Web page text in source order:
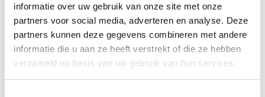
informatie over uw gebruik van onze site met onze
partners voor social media, adverteren en analyse. Deze
partners kunnen deze gegevens combineren met andere
informatie die u aan ze heeft verstrekt of die ze hebben
verzameld op basis van uw gebruik van hun services.
Contactgegevens
Sneleenposter.nl
Dorsmolen 12
1771 PA Wieringerwerf